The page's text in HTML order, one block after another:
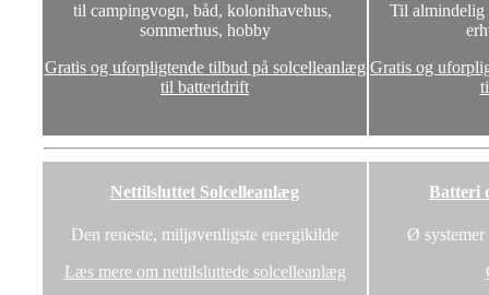
til campingvogn, båd, kolonihavehus,
sommerhus, hobby
Gratis og uforpligtende tilbud på solcelleanlæg
til batteridrift
Til almindelig
Gratis og
Nettilsluttet Solcelleanlæg
Den reneste, miljøvenligste energikilde
Læs mere om nettilsluttede solcelleanlæg
Batteri
Ø